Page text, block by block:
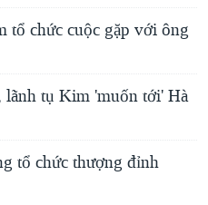
tổ chức cuộc gặp với ông
tụ Kim 'muốn tới' Hà
tổ chức thượng đỉnh